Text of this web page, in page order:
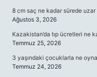
8 cm saç ne kadar sürede uzar
Ağustos 3, 2026
Kazakistan’da tıp ücretleri ne
Temmuz 25, 2026
3 yaşındaki çocuklarla ne
Temmuz 24, 2026